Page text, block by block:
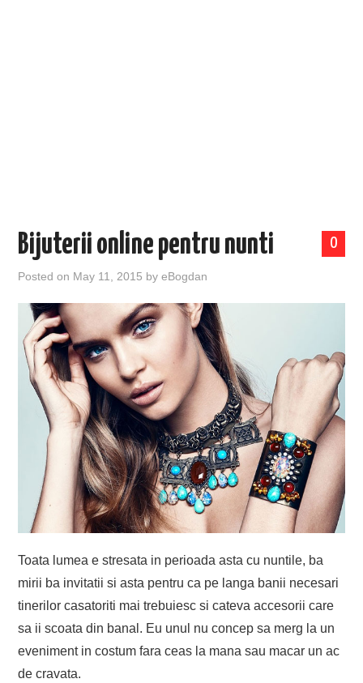
0
Bijuterii online pentru nunti
Posted on May 11, 2015 byeBogdan
Toata lumea e stresata in perioada asta cu nuntile, ba
mirii ba invitatii si asta pentru ca pe langa banii necesari
tinerilor casatoriti mai trebuiesc si cateva accesorii care
sa ii scoata din banal. Eu unul nu concep sa merg la un
eveniment in costum fara ceas la mana sau macar un ac
de cravata.